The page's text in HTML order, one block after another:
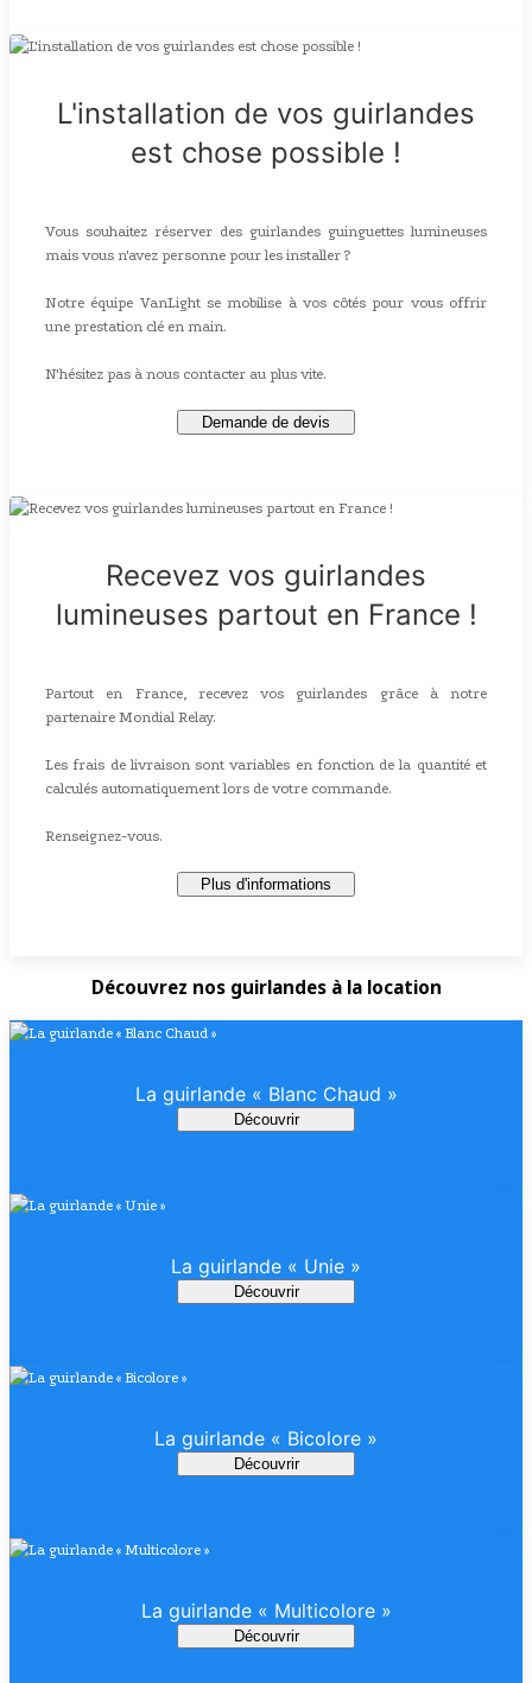
L'installation de vos guirlandes
est chose possible !
Vous souhaitez réserver des guirlandes guinguettes lumineuses
mais vous n'avez personne pour les installer ?
Notre équipe VanLight se mobilise à vos côtés pour vous offrir
une prestation clé en main.
N'hésitez pas à nous contacter au plus vite.
Demande de devis
Recevez vos guirlandes
lumineuses partout en France !
Partout en France, recevez vos guirlandes grâce à notre
partenaire Mondial Relay.
Les frais de livraison sont variables en fonction de la quantité et
calculés automatiquement lors de votre commande.
Renseignez-vous.
Plus d'informations
Découvrez nos guirlandes à la location
La guirlande « Blanc Chaud »
Découvrir
La guirlande « Unie »
Découvrir
La guirlande « Bicolore »
Découvrir
La guirlande « Multicolore »
Découvrir